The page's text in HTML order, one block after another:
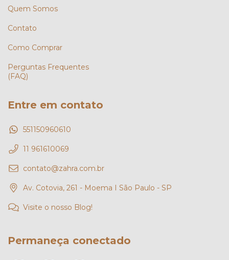
Quem Somos
Contato
Como Comprar
Perguntas Frequentes
(FAQ)
Entre em contato
551150960610
11 961610069
contato@zahra.com.br
Av. Cotovia, 261 - Moema I São Paulo - SP
Visite o nosso Blog!
Permaneça conectado